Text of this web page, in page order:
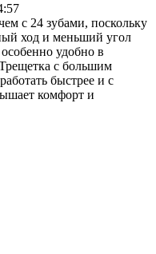
с 24 зубами, поскольку
ход и меньший угол
удобно в
с большим
быстрее и с
комфорт и